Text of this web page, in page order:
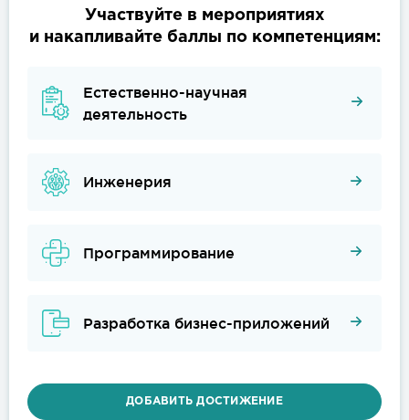
Участвуйте в мероприятиях
и накапливайте баллы по компетенциям:
Естественно-научная
деятельность
Инженерия
Программирование
Разработка бизнес-приложений
ДОБАВИТЬ ДОСТИЖЕНИЕ